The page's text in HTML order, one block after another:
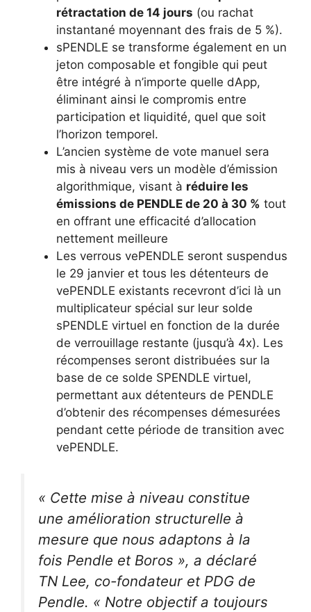
rétractation de 14 jours (ou rachat
instantané moyennant des frais de 5 %).
sPENDLE se transforme également en un
jeton composable et fongible qui peut
être intégré à n’importe quelle dApp,
éliminant ainsi le compromis entre
participation et liquidité, quel que soit
l’horizon temporel.
L’ancien système de vote manuel sera
mis à niveau vers un modèle d’émission
algorithmique, visant à réduire les
émissions de PENDLE de 20 à 30 % tout
en offrant une efficacité d’allocation
nettement meilleure
Les verrous vePENDLE seront suspendus
le 29 janvier et tous les détenteurs de
vePENDLE existants recevront d’ici là un
multiplicateur spécial sur leur solde
sPENDLE virtuel en fonction de la durée
de verrouillage restante (jusqu’à 4x). Les
récompenses seront distribuées sur la
base de ce solde SPENDLE virtuel,
permettant aux détenteurs de PENDLE
d’obtenir des récompenses démesurées
pendant cette période de transition avec
vePENDLE.
« Cette mise à niveau constitue
une amélioration structurelle à
mesure que nous adaptons à la
fois Pendle et Boros », a déclaré
TN Lee, co-fondateur et PDG de
Pendle. « Notre objectif a toujours